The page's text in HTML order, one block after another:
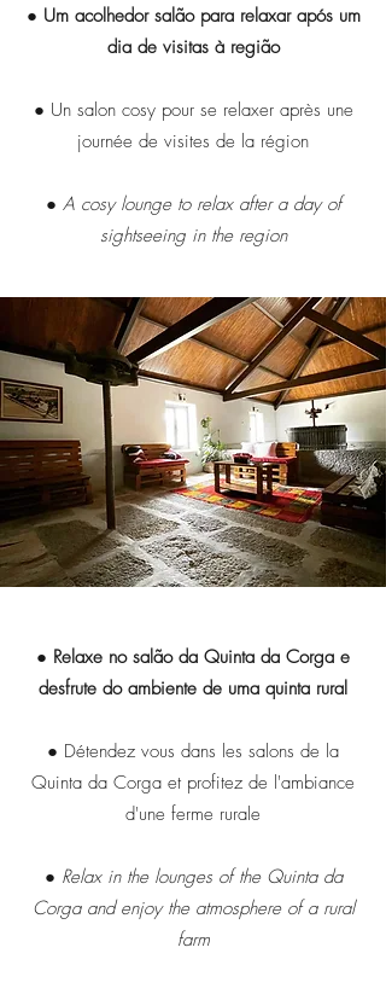
● Um acolhedor salão para relaxar após um
dia de visitas à região
● Un salon cosy pour se relaxer après une
journée de visites de la région
● A cosy lounge to relax after a day of
sightseeing in the region
● Relaxe no salão da Quinta da Corga e
desfrute do ambiente de uma quinta rural
● Détendez vous dans les salons de la
Quinta da Corga et profitez de l'ambiance
d'une ferme rurale
● Relax in the lounges of the Quinta da
Corga and enjoy the atmosphere of a rural
farm